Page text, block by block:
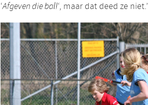
‘Afgeven die bal!‘, maar dat deed ze niet.’